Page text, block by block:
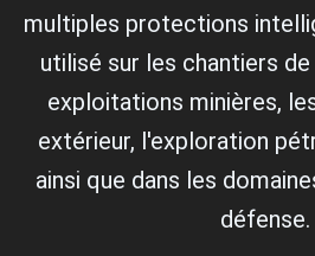
multiples protections
utilisé sur les chantiers
exploitations minières,
extérieur, l'exploration
ainsi que dans les
défense.